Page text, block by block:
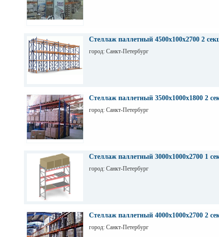
Стеллаж паллетный 4500х100х2700 2
город: Санкт-Петербург
Стеллаж паллетный 3500х1000х1800 2
город: Санкт-Петербург
Стеллаж паллетный 3000х1000х2700 1
город: Санкт-Петербург
Стеллаж паллетный 4000х1000х2700 2
город: Санкт-Петербург